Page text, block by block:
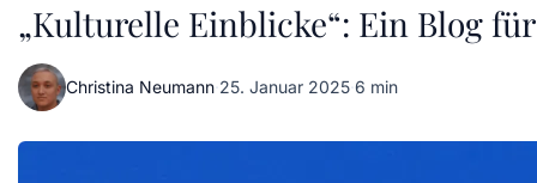
„Kulturelle Einblicke“: Ein Blog
Christina Neumann·25. Januar 2025·6 min